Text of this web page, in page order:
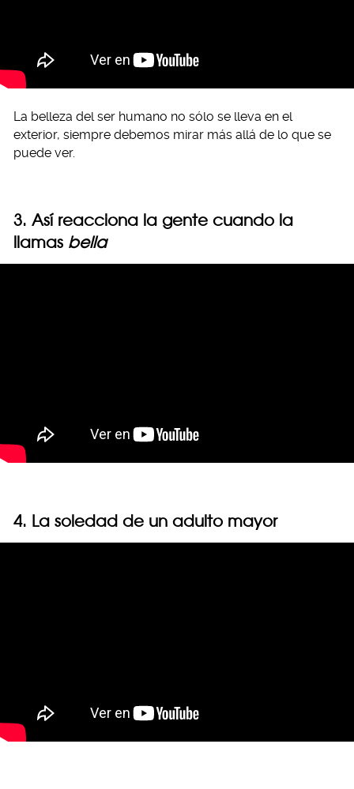
La belleza del ser humano no sólo se lleva en el
exterior, siempre debemos mirar más allá de lo que se
puede ver.
3. Así reacciona la gente cuando la
llamas bella
4. La soledad de un adulto mayor